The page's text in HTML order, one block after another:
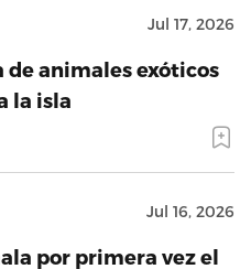
Jul 17, 2026
animales exóticos
la isla
Jul 16, 2026
por primera vez el